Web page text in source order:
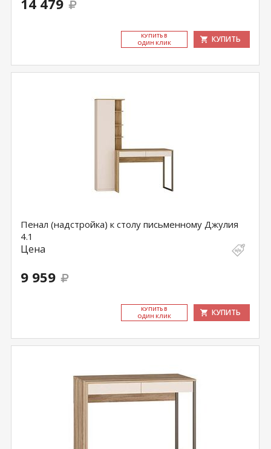
14 479
КУ­ПИТЬ В
ОДИН КЛИК
КУПИТЬ
Пенал (надстройка) к столу письменному Джулия
4.1
Цена
9 959
КУ­ПИТЬ В
ОДИН КЛИК
КУПИТЬ